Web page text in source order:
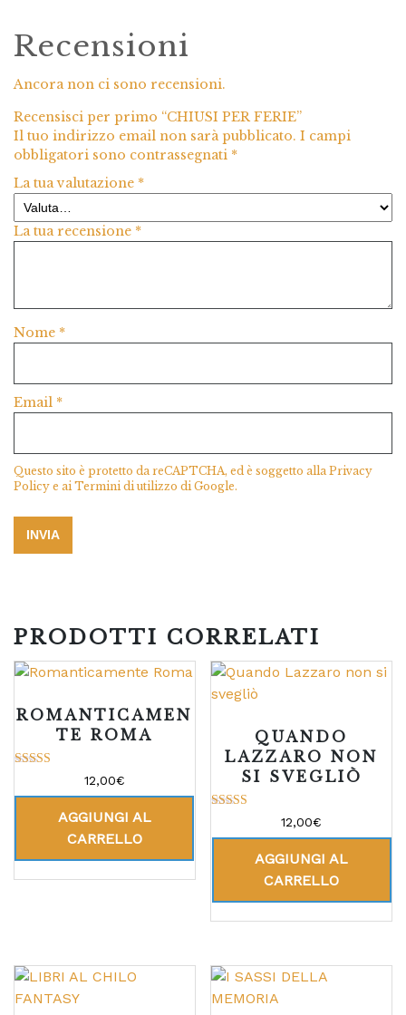
Recensioni
Ancora non ci sono recensioni.
Recensisci per primo “CHIUSI PER FERIE”
Il tuo indirizzo email non sarà pubblicato. I campi
obbligatori sono contrassegnati *
La tua valutazione *
La tua recensione *
Nome *
Email *
Questo sito è protetto da reCAPTCHA, ed è soggetto allaPrivacy
Policy e aiTermini di utilizzo di Google.
PRODOTTI CORRELATI
ROMANTICAMEN
TE ROMA
su 5
12,00€
AGGIUNGI AL
CARRELLO
QUANDO
LAZZARO NON
SI SVEGLIÒ
su 5
12,00€
AGGIUNGI AL
CARRELLO